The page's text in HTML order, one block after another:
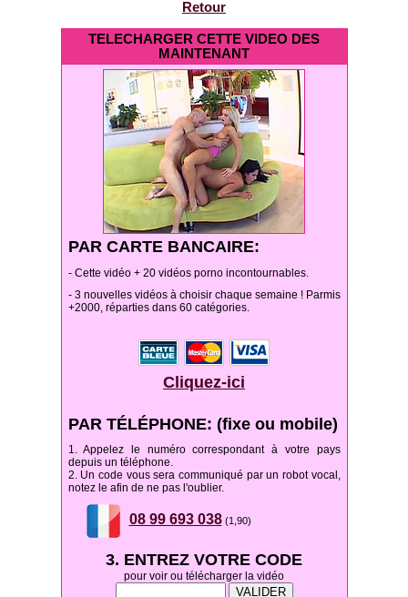
Retour
TELECHARGER CETTE VIDEO DES
MAINTENANT
PAR CARTE BANCAIRE:
- Cette vidéo + 20 vidéos porno incontournables.
- 3 nouvelles vidéos à choisir chaque semaine ! Parmis
+2000, réparties dans 60 catégories.
Cliquez-ici
PAR TÉLÉPHONE: (fixe ou mobile)
1. Appelez le numéro correspondant à votre pays
depuis un téléphone.
2. Un code vous sera communiqué par un robot vocal,
notez le afin de ne pas l'oublier.
08 99 693 038(1,90)
3. ENTREZ VOTRE CODE
pour voir ou télécharger la vidéo